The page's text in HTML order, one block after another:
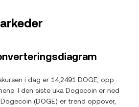
i dag er 14,2491 DOGE, opp
I den siste uka Dogecoin er ned
(DOGE) er trend oppover,